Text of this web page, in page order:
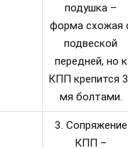
подушка –
форма схожая
подвеской
передней, но к
КПП крепится
мя болтами.
3. Сопряжение
КПП –